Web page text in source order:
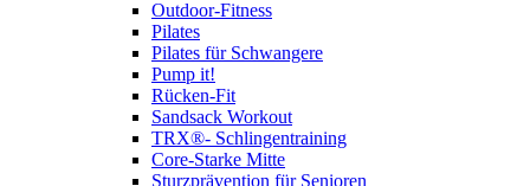
Outdoor-Fitness
Pilates
Pilates für Schwangere
Pump it!
Rücken-Fit
Sandsack Workout
TRX®- Schlingentraining
Core-Starke Mitte
Sturzprävention für Senioren